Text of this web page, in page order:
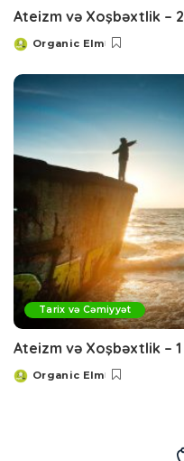
Ateizm və Xoşbəxtlik – 2
Posted
Organic Elm
Tarix və Cəmiyyət
Ateizm və Xoşbəxtlik – 1
Posted
Organic Elm